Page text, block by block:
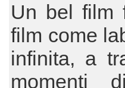
Un bel film
film come
infinita, a
momenti